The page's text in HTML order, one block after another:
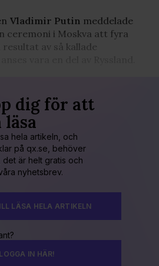
Vladimir Putin meddelade
ceremoni i Moskva att fyra
av så kallade
dig för att
hela artikeln, och
på qx.se, behöver
är helt gratis och
nyhetsbrev.
LÄSA HELA ARTIKELN
LOGGA IN HÄR!